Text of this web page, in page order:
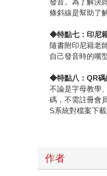
條斜線是幫助了
◆特點七：印尼
隨書附印尼籍老
自己發音時的嘴
◆特點八：QR
不論是字母教學
碼，不需註冊會
S系統對檔案下
作者